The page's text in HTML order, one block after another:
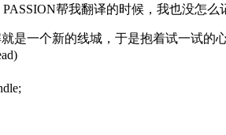
帮我翻译的时候，我也没怎么
是一个新的线城，于是抱着试一试的